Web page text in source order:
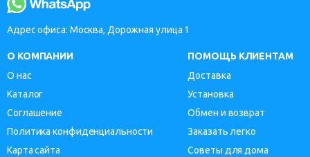
Адрес офиса: Москва, Дорожная улица 1
О КОМПАНИИ
О нас
Каталог
Соглашение
Политика конфиденциальности
Карта сайта
ПОМОЩЬ КЛИЕНТАМ
Доставка
Установка
Обмен и возврат
Заказать легко
Советы для дома